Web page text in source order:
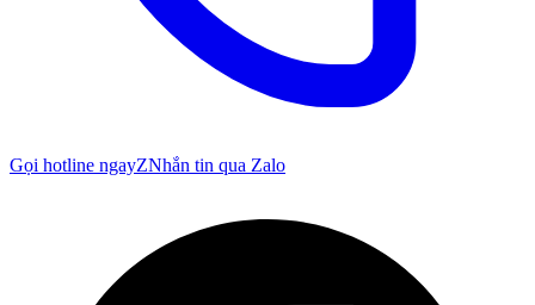
Gọi hotline ngayZNhắn tin qua Zalo